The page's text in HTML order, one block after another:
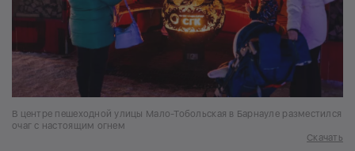
В центре пешеходной улицы Мало-Тобольская в Барнауле разместился
очаг с настоящим огнем
Скачать